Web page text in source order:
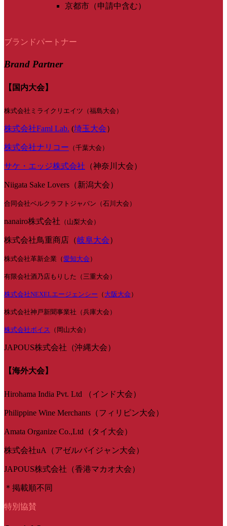
京都市（申請中含む）
ブランドパートナー
Brand Partner
【国内大会】
株式会社ミライクリエイツ（福島大会）
株式会社Faml Lab. (埼玉大会）
株式会社ナリコー （千葉大会）
サケ・エッジ株式会社 （神奈川大会）
Niigata Sake Lovers（新潟大会）
合同会社ベルクラフトジャパン（石川大会）
nanairo株式会社 （山梨大会）
株式会社鳥重商店（岐阜大会）
株式会社革新企業（愛知大会 ）
有限会社酒乃店もりした（三重大会）
株式会社NEXELエージェンシー （ 大阪大会 ）
株式会社神戸新聞事業社（兵庫大会）
株式会社ボイス （岡山大会）
JAPOUS株式会社（沖縄大会）
【海外大会】
Hirohama India Pvt. Ltd （インド大会）
Philippine Wine Merchants（フィリピン大会）
Amata Organize Co.,Ltd（タイ大会）
株式会社uA（アゼルバイジャン大会）
JAPOUS株式会社（香港マカオ大会）
＊掲載順不同
特別協賛